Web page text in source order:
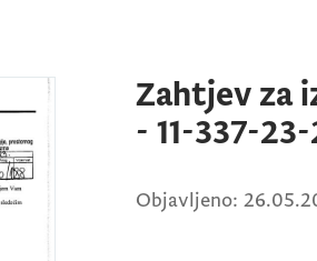
Zahtjev za
- 11-337-
Objavljeno: